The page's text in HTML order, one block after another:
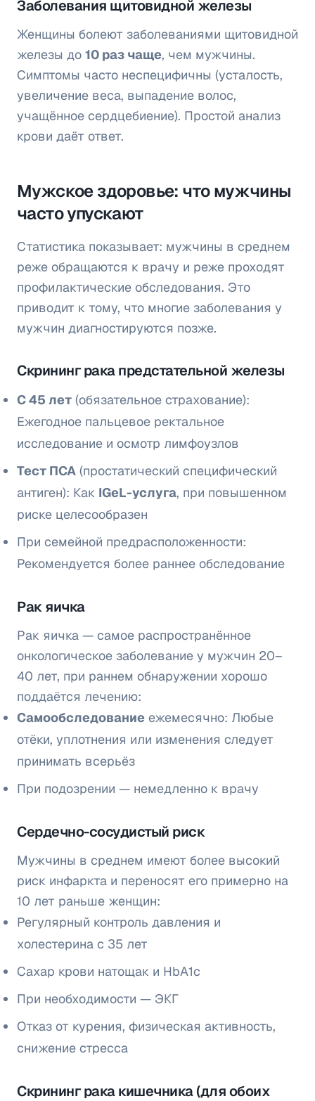
Заболевания щитовидной железы
Женщины болеют заболеваниями щитовидной
железы до 10 раз чаще, чем мужчины.
Симптомы часто неспецифичны (усталость,
увеличение веса, выпадение волос,
учащённое сердцебиение). Простой анализ
крови даёт ответ.
Мужское здоровье: что мужчины
часто упускают
Статистика показывает: мужчины в среднем
реже обращаются к врачу и реже проходят
профилактические обследования. Это
приводит к тому, что многие заболевания у
мужчин диагностируются позже.
Скрининг рака предстательной железы
С 45 лет (обязательное страхование):
Ежегодное пальцевое ректальное
исследование и осмотр лимфоузлов
Тест ПСА (простатический специфический
антиген): Как IGeL-услуга, при повышенном
риске целесообразен
При семейной предрасположенности:
Рекомендуется более раннее обследование
Рак яичка
Рак яичка — самое распространённое
онкологическое заболевание у мужчин 20–
40 лет, при раннем обнаружении хорошо
поддаётся лечению:
Самообследование ежемесячно: Любые
отёки, уплотнения или изменения следует
принимать всерьёз
При подозрении — немедленно к врачу
Сердечно-сосудистый риск
Мужчины в среднем имеют более высокий
риск инфаркта и переносят его примерно на
10 лет раньше женщин:
Регулярный контроль давления и
холестерина с 35 лет
Сахар крови натощак и HbA1c
При необходимости — ЭКГ
Отказ от курения, физическая активность,
снижение стресса
Скрининг рака кишечника (для обоих